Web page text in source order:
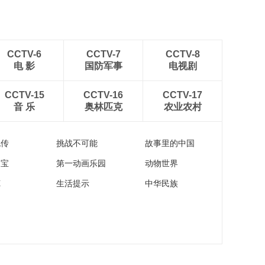
CCTV-6
电 影
CCTV-7
国防军事
CCTV-8
电视剧
CCTV-15
音 乐
CCTV-16
奥林匹克
CCTV-17
农业农村
挑战不可能 故事里的中国
第一动画乐园 动物世界
生活提示 中华民族